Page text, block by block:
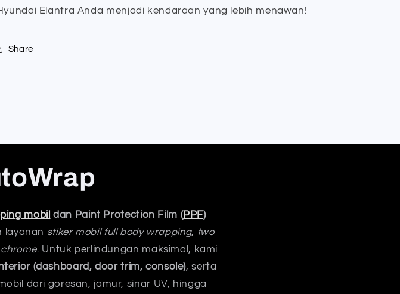
Elantra Anda menjadi kendaraan yang lebih menawan!
Share
mobil dan Paint Protection Film (PPF)
layanan stiker mobil full body wrapping, two
. Untuk perlindungan maksimal, kami
(dashboard, door trim, console), serta
dari goresan, jamur, sinar UV, hingga